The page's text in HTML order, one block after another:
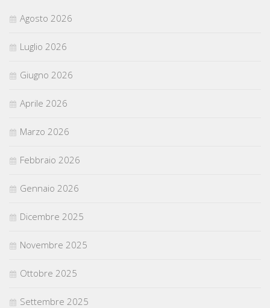
Agosto 2026
Luglio 2026
Giugno 2026
Aprile 2026
Marzo 2026
Febbraio 2026
Gennaio 2026
Dicembre 2025
Novembre 2025
Ottobre 2025
Settembre 2025